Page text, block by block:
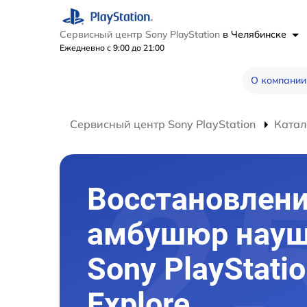
Сервисный центр Sony PlayStation в Челябинске
Ежедневно с 9:00 до 21:00
О компании
Сервисный центр Sony PlayStation
амбушюр
Sony